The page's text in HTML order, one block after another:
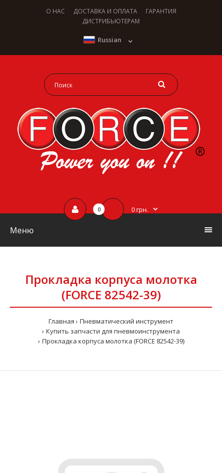
О НАС ДОСТАВКА И ОПЛАТА
ГАРАНТИЯ
ДИСТРИБЬЮТЕРАМ
Russian
0 0 грн.
Меню
Прокладка корпуса молотка
(FORCE 82542-39)
Главная
Пневматический инструмент
Купить запчасти для пневмоинструмента
Прокладка корпуса молотка (FORCE 82542-39)